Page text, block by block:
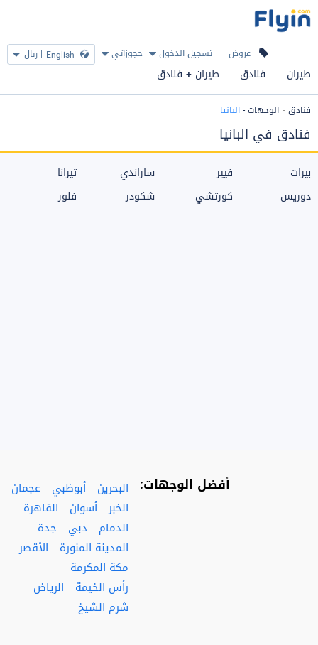
عروض تسجيل الدخول حجوزاتي English
| ريال
طيران فنادق طيران + فنادق
فنادق الوجهات-البانيا
فنادق في البانيا
بيرات
دوريس
فيير
كورتشي
ساراندي
شكودر
تيرانا
فلور
أفضل الوجهات: البحرين أبوظبي
عجمان
الخبر أسوان
القاهرة
الدمام
دبي
جدة
المدينة المنورة
الأقصر
مكة المكرمة
رأس الخيمة
الرياض
شرم الشيخ